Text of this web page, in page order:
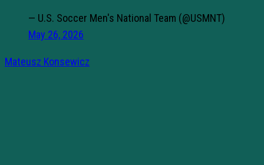
— U.S. Soccer Men's National Team (@USMNT)
May 26, 2026
Mateusz Konsewicz